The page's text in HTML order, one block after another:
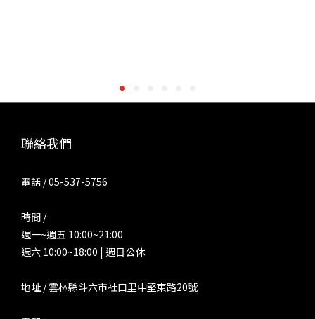
聯絡我們
電話 / 05-537-5756
時間 /
週一~週五 10:00~21:00
週六 10:00~18:00 | 週日公休
地址 / 雲林縣斗六市社口里中堅東路20號